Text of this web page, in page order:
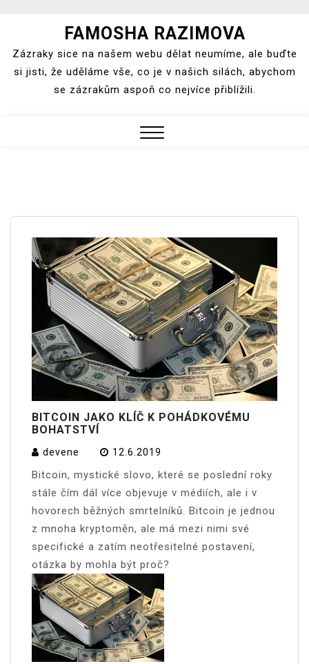
content
FAMOSHA RAZIMOVA
Zázraky sice na našem webu dělat neumíme, ale buďte
si jisti, že uděláme vše, co je v našich silách, abychom
se zázrakům aspoň co nejvíce přiblížili.
BITCOIN JAKO KLÍČ K POHÁDKOVÉMU
BOHATSTVÍ
devene 12.6.2019
Bitcoin, mystické slovo, které se poslední roky
stále čím dál více objevuje v médiích, ale i v
hovorech běžných smrtelníků. Bitcoin je jednou
z mnoha kryptoměn, ale má mezi nimi své
specifické a zatím neotřesitelné postavení,
otázka by mohla být proč?